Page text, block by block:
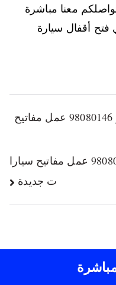
معنا مباشرة
أقفال سيارة
فتح اقفال سيارات بي ام دبليو 98080146‬ عمل مفاتيح
فتح اقفال سيارات اتوس 98080146‬ عمل مفاتيح سيارا
ت جديدة